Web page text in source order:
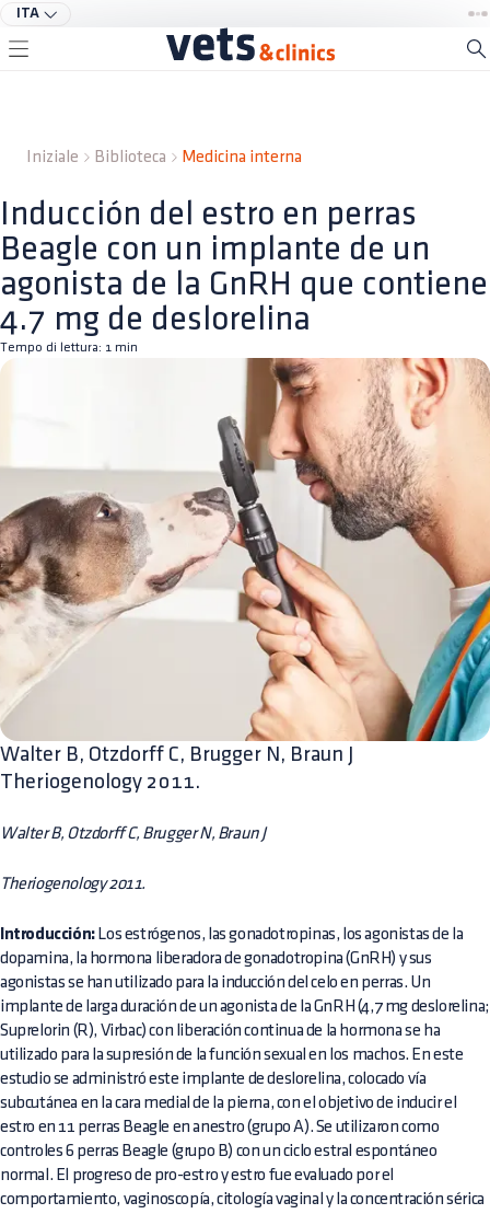
ITA
Iniziale Biblioteca Medicina interna
Inducción del estro en perras
Beagle con un implante de un
agonista de la GnRH que contiene
4.7 mg de deslorelina
Tempo di lettura: 1 min
Walter B, Otzdorff C, Brugger N, Braun J
Theriogenology 2011.
Walter B, Otzdorff C, Brugger N, Braun J
Theriogenology 2011.
Introducción:Los estrógenos, las gonadotropinas, los agonistas de la
dopamina, la hormona liberadora de gonadotropina (GnRH) y sus
agonistas se han utilizado para la inducción del celo en perras. Un
implante de larga duración de un agonista de la GnRH (4,7 mg deslorelina;
Suprelorin (R), Virbac) con liberación continua de la hormona se ha
utilizado para la supresión de la función sexual en los machos. En este
estudio se administró este implante de deslorelina, colocado vía
subcutánea en la cara medial de la pierna, con el objetivo de inducir el
estro en 11 perras Beagle en anestro (grupo A). Se utilizaron como
controles 6 perras Beagle (grupo B) con un ciclo estral espontáneo
normal. El progreso de pro-estro y estro fue evaluado por el
comportamiento, vaginoscopía, citología vaginal y la concentración sérica